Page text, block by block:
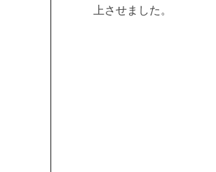
上させました。